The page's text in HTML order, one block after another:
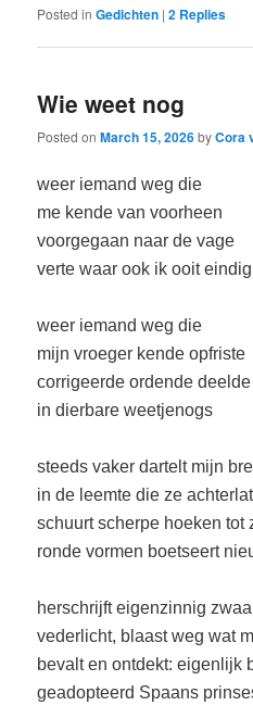
Posted in Gedichten |2 Replies
Wie weet nog
Posted onMarch 15, 2026byCora
weer iemand weg die
me kende van voorheen
voorgegaan naar de vage
verte waar ook ik ooit eindig
weer iemand weg die
mijn vroeger kende opfriste
corrigeerde ordende deelde
in dierbare weetjenogs
steeds vaker dartelt mijn
in de leemte die ze
schuurt scherpe hoeken tot
ronde vormen boetseert
herschrijft eigenzinnig
vederlicht, blaast weg wat
bevalt en ontdekt: eigenlijk
geadopteerd Spaans